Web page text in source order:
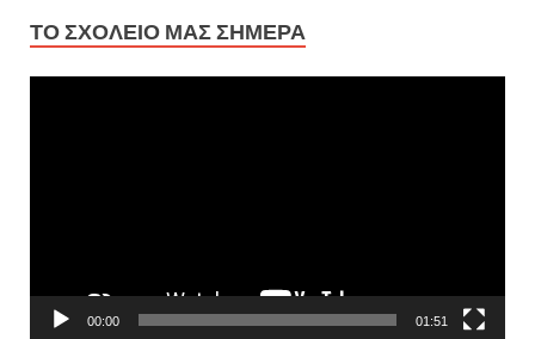
ΤΟ ΣΧΟΛΕΊΟ ΜΑΣ ΣΉΜΕΡΑ
00:00 01:51